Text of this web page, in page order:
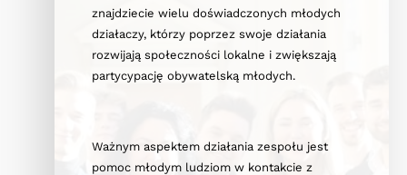
znajdziecie wielu doświadczonych młodych
działaczy, którzy poprzez swoje działania
rozwijają społeczności lokalne i zwiększają
partycypację obywatelską młodych.
Ważnym aspektem działania zespołu jest
pomoc młodym ludziom w kontakcie z